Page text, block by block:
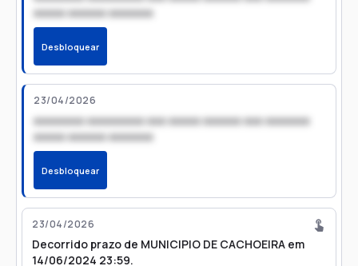
xxxxx xxxxxx xxxxxxx
Desbloquear
23/04/2026
xxxxxxxx xxxxxxxxx xxx xxxxx xxxxxx xxx xxxxxxx
xxxxx xxxxxx xxxxxxx
Desbloquear
23/04/2026
Decorrido prazo de MUNICIPIO DE CACHOEIRA em
14/06/2024 23:59.